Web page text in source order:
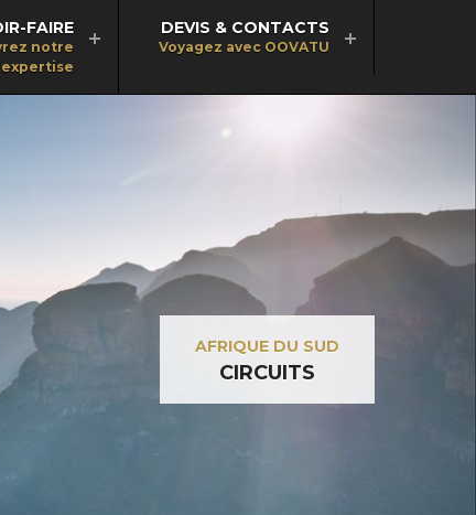
FAIRE
notre
expertise
DEVIS & CONTACTS
Voyagez avec OOVATU
AFRIQUE DU SUD
CIRCUITS